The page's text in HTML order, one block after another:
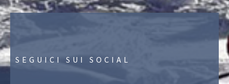
SEGUICI SUI SOCIAL